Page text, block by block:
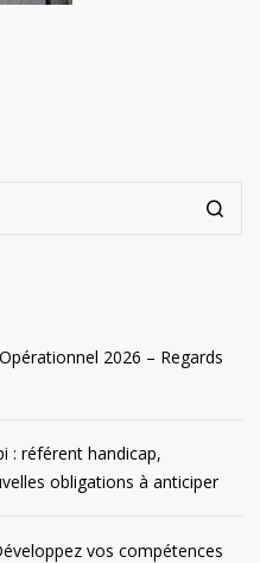
2026 – Regards
: référent handicap,
obligations à anticiper
vos compétences